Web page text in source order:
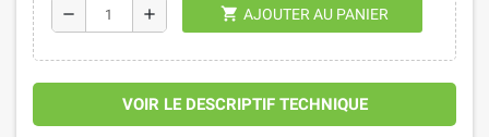
remove add shopping_cart AJOUTER AU PANIER
VOIR LE DESCRIPTIF TECHNIQUE